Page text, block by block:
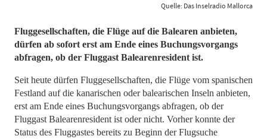
Quelle: Das Inselradio Mallorca
Fluggesellschaften, die Flüge auf die Balearen anbieten,
dürfen ab sofort erst am Ende eines Buchungsvorgangs
abfragen, ob der Fluggast Balearenresident ist.
Seit heute dürfen Fluggesellschaften, die Flüge vom spanischen
Festland auf die kanarischen oder balearischen Inseln anbieten,
erst am Ende eines Buchungsvorgangs abfragen, ob der
Fluggast Balearenresident ist oder nicht. Vorher konnte der
Status des Fluggastes bereits zu Beginn der Flugsuche